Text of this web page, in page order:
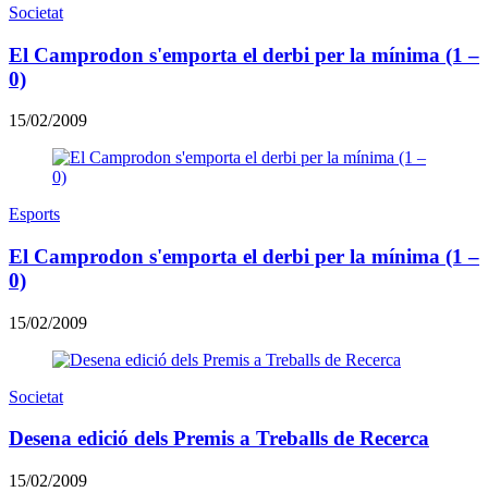
Societat
El Camprodon s'emporta el derbi per la mínima (1 –
0)
15/02/2009
Esports
El Camprodon s'emporta el derbi per la mínima (1 –
0)
15/02/2009
Societat
Desena edició dels Premis a Treballs de Recerca
15/02/2009